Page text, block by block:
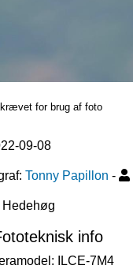
for brug af foto
09-08
Tonny Papillon -
Hedehøg
info
ILCE-7M4